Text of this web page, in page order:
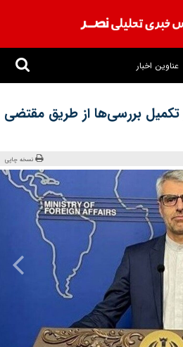
عناوین اخبار
تکمیل بررسی‌ها از طریق مقتضی
نسخه چاپی